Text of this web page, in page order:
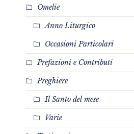
Omelie
Anno Liturgico
Occasioni Particolari
Prefazioni e Contributi
Preghiere
Il Santo del mese
Varie